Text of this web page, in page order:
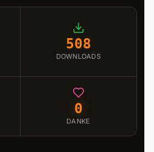
508
DOWNLOADS
0
DANKE